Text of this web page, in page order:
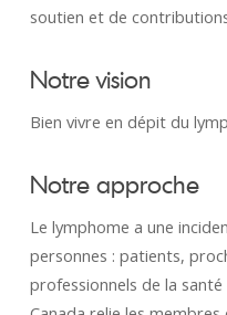
soutien et de
Notre vision
Bien vivre en dépit du
Notre approche
Le lymphome a une
personnes : patients,
professionnels de la